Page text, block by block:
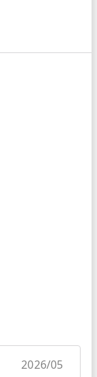
2026/05